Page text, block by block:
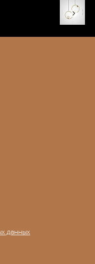
данных